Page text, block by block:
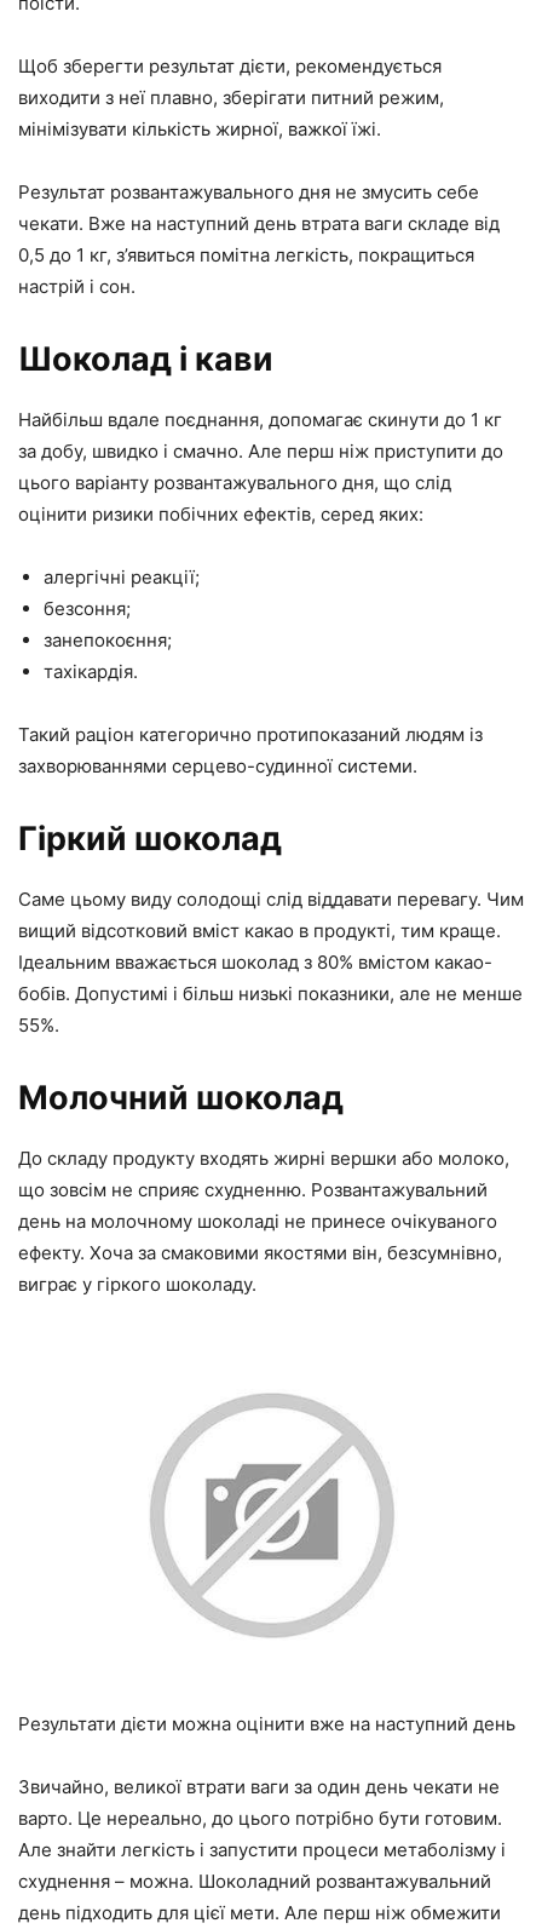
Щоб зберегти результат дієти, рекомендується
виходити з неї плавно, зберігати питний режим,
мінімізувати кількість жирної, важкої їжі.
Результат розвантажувального дня не змусить себе
чекати. Вже на наступний день втрата ваги складе від
0,5 до 1 кг, з’явиться помітна легкість, покращиться
настрій і сон.
Шоколад і кави
Найбільш вдале поєднання, допомагає скинути до 1 кг
за добу, швидко і смачно. Але перш ніж приступити до
цього варіанту розвантажувального дня, що слід
оцінити ризики побічних ефектів, серед яких:
алергічні реакції;
безсоння;
занепокоєння;
тахікардія.
Такий раціон категорично протипоказаний людям із
захворюваннями серцево-судинної системи.
Гіркий шоколад
Саме цьому виду солодощі слід віддавати перевагу. Чим
вищий відсотковий вміст какао в продукті, тим краще.
Ідеальним вважається шоколад з 80% вмістом какао-
бобів. Допустимі і більш низькі показники, але не менше
55%.
Молочний шоколад
До складу продукту входять жирні вершки або молоко,
що зовсім не сприяє схудненню. Розвантажувальний
день на молочному шоколаді не принесе очікуваного
ефекту. Хоча за смаковими якостями він, безсумнівно,
виграє у гіркого шоколаду.
Результати дієти можна оцінити вже на наступний день
Звичайно, великої втрати ваги за один день чекати не
варто. Це нереально, до цього потрібно бути готовим.
Але знайти легкість і запустити процеси метаболізму і
схуднення – можна. Шоколадний розвантажувальний
день підходить для цієї мети. Але перш ніж обмежити